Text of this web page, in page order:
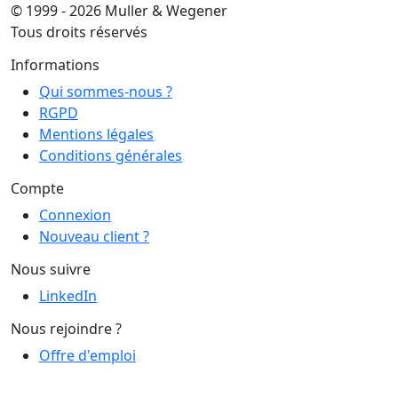
© 1999 - 2026 Muller & Wegener
Tous droits réservés
Informations
Qui sommes-nous ?
RGPD
Mentions légales
Conditions générales
Compte
Connexion
Nouveau client ?
Nous suivre
LinkedIn
Nous rejoindre ?
Offre d'emploi